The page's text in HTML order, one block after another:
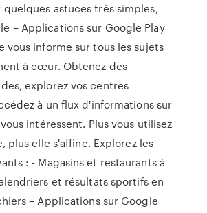
quelques astuces très simples,
– Applications sur Google Play
vous informe sur tous les sujets
à cœur. Obtenez des
explorez vos centres
à un flux d'informations sur
intéressent. Plus vous utilisez
plus elle s'affine. Explorez les
: - Magasins et restaurants à
et résultats sportifs en
– Applications sur Google